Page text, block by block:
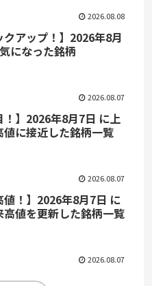
2026.08.08
クアップ！】2026年8月
になった銘柄
2026.08.07
！】2026年8月7日 に上
値に接近した銘柄一覧
2026.08.07
値！】2026年8月7日 に
高値を更新した銘柄一覧
2026.08.07